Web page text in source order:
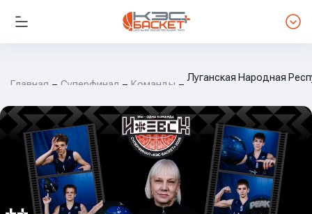
Главная Суперфинал Команды
Луганская Народная